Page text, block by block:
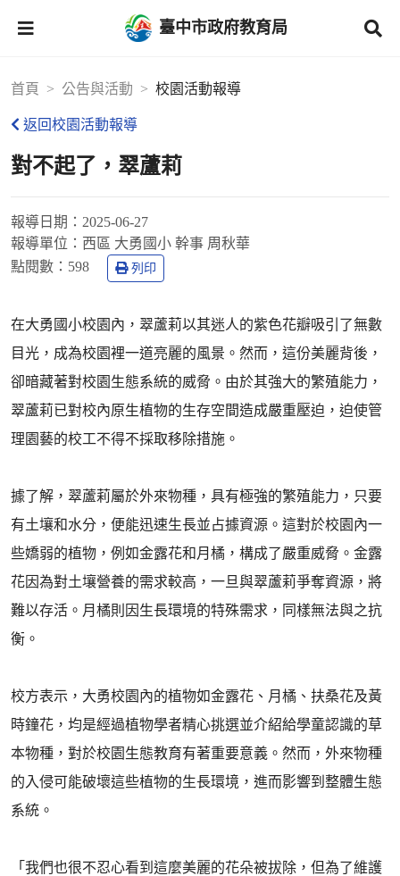
臺中市政府教育局
首頁 公告與活動 校園活動報導
返回校園活動報導
對不起了，翠蘆莉
報導日期： 2025-06-27
報導單位： 西區 大勇國小 幹事 周秋華
點閱數： 598 列印
在大勇國小校園內，翠蘆莉以其迷人的紫色花瓣吸引了無數
目光，成為校園裡一道亮麗的風景。然而，這份美麗背後，
卻暗藏著對校園生態系統的威脅。由於其強大的繁殖能力，
翠蘆莉已對校內原生植物的生存空間造成嚴重壓迫，迫使管
理園藝的校工不得不採取移除措施。
據了解，翠蘆莉屬於外來物種，具有極強的繁殖能力，只要
有土壤和水分，便能迅速生長並占據資源。這對於校園內一
些嬌弱的植物，例如金露花和月橘，構成了嚴重威脅。金露
花因為對土壤營養的需求較高，一旦與翠蘆莉爭奪資源，將
難以存活。月橘則因生長環境的特殊需求，同樣無法與之抗
衡。
校方表示，大勇校園內的植物如金露花、月橘、扶桑花及黃
時鐘花，均是經過植物學者精心挑選並介紹給學童認識的草
本物種，對於校園生態教育有著重要意義。然而，外來物種
的入侵可能破壞這些植物的生長環境，進而影響到整體生態
系統。
「我們也很不忍心看到這麼美麗的花朵被拔除，但為了維護